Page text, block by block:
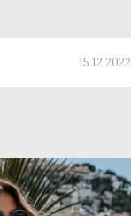
15.12.2022